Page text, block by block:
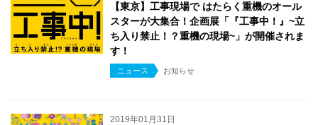
【東京】工事現場で はたらく重機のオール
スターが大集合！企画展「『工事中！』~立
ち入り禁止！？重機の現場~」が開催されま
す！
ニュース お知らせ
2019年01月31日